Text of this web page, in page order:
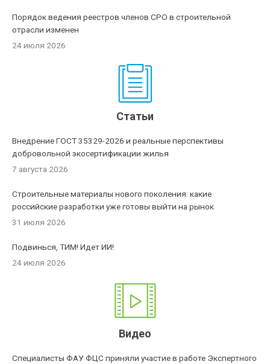
Порядок ведения реестров членов СРО в строительной
отрасли изменен
24 июля 2026
Статьи
Внедрение ГОСТ 35329-2026 и реальные перспективы
добровольной экосертификации жилья
7 августа 2026
Строительные материалы нового поколения: какие
российские разработки уже готовы выйти на рынок
31 июля 2026
Подвинься, ТИМ! Идет ИИ!
24 июля 2026
Видео
Специалисты ФАУ ФЦС приняли участие в работе Экспертного